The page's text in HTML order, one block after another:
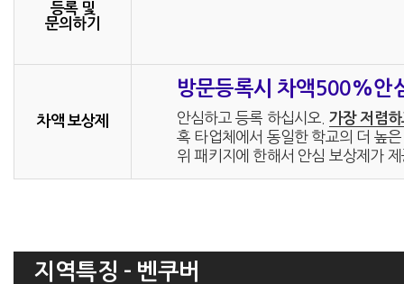
등록 및
문의하기
차액 보상제
방문등록시 차액500%안
안심하고 등록 하십시오. 가장 저렴
혹 타업체에서 동일한 학교의 더 높
위 패키지에 한해서 안심 보상제가
지역특징 - 벤쿠버